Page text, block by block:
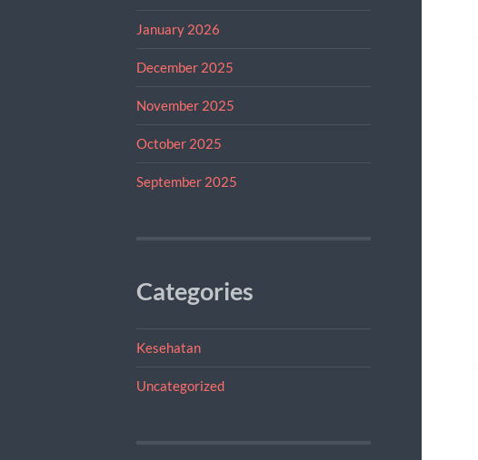
January 2026
December 2025
November 2025
October 2025
September 2025
Categories
Kesehatan
Uncategorized